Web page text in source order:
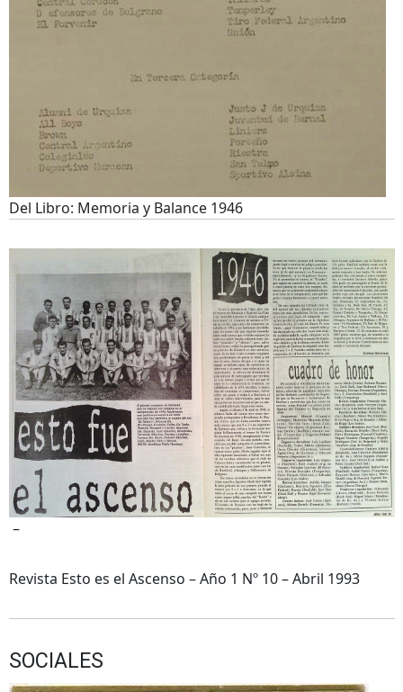
Del Libro: Memoria y Balance 1946
–
Revista Esto es el Ascenso – Año 1 Nº 10 – Abril 1993
SOCIALES